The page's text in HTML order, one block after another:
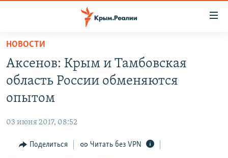
Вернуться
основному
содержанию
главной
Вернутся
СПЕЦПРОЕКТЫ
11 ЛЕТ ОККУПАЦИИ КРЫМА. 11 ИСТОРИЙ СОПРОТИВЛЕНИЯ
ЕЩЕ
ИНТЕРАКТИВ
РАДІО СВОБОДА
НОВОСТИ
Аксенов: Крым и Тамбовская
область России обменяются
опытом
03 июня 2017, 08:52
Поделиться Читать без VPN